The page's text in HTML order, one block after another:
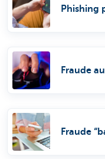
Phishing
Fraude
Fraude